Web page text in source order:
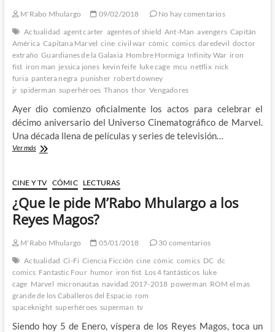
M'Rabo Mhulargo 09/02/2018
No hay comentarios
Actualidad agent carter agentes of shield Ant-Man avengers Capitán
América Capitana Marvel cine civil war cómic comics daredevil doctor
extraño Guardianes de la Galaxia Hombre Hormiga Infinity War iron
fist iron man jessica jones kevin feife luke cage mcu netflix nick
furia pantera negra punisher robert downey
jr spiderman superhéroes Thanos thor Vengadores
Ayer dio comienzo oficialmente los actos para celebrar el
décimo aniversario del Universo Cinematográfico de Marvel.
Una década llena de películas y series de televisión…
Ver másDiez
son
nada
–
Celebrando
la
década
del
Universo
Cinematográfico
CINE Y TV CÓMIC LECTURAS
¿Que le pide M’Rabo Mhulargo a los
Reyes Magos?
M'Rabo Mhulargo 05/01/2018
30 comentarios
Actualidad Ci-Fi Ciencia Ficción cine cómic comics DC dc
comics Fantastic Four humor iron fist Los 4 fantásticos luke
cage Marvel micronautas navidad 2017-2018 powerman ROM el mas
grande de los Caballeros del Espacio rom
spaceknight superhéroes superman tv
Siendo hoy 5 de Enero, víspera de los Reyes Magos, toca un